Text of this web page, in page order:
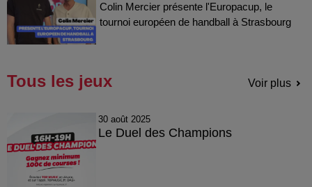
Colin Mercier présente l'Europacup, le
tournoi européen de handball à Strasbourg
Tous les jeux Voir plus
30 août 2025
Le Duel des Champions